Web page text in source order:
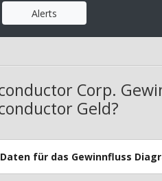
Alerts
Corp.
Geld?
für das Gewinnfluss